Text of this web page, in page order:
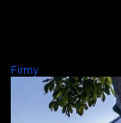
Firmy